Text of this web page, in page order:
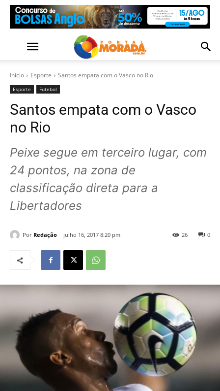
Início Esporte Santos empata com o Vasco no Rio
Esporte Futebol
Santos empata com o Vasco
no Rio
Peixe segue em terceiro lugar, com
24 pontos, na zona de
classificação direta para a
Libertadores
Por Redação julho 16, 2017 8:20 pm 0
26